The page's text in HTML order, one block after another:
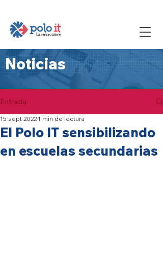
Noticias
Entrada
El Polo IT sensibilizando
en escuelas secundarias
15 sept 2022 1 min de lectura